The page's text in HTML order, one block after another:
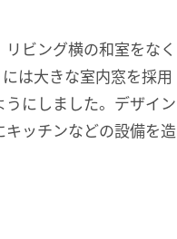
ビング横の和室をなく
は大きな室内窓を採用
にしました。デザイン
ッチンなどの設備を造